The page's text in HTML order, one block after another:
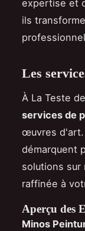
expertise et
ils
Les
À La Teste
services de
œuvres d'art.
démarquent
solutions
raffinée à
Aperçu des
Minos